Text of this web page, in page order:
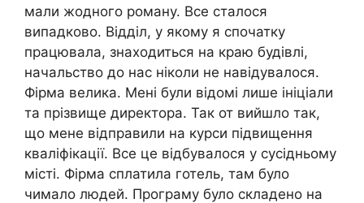
мали жодного роману. Все сталося
випадково. Відділ, у якому я спочатку
працювала, знаходиться на краю будівлі,
начальство до нас ніколи не навідувалося.
Фірма велика. Мені були відомі лише ініціали
та прізвище директора. Так от вийшло так,
що мене відправили на курси підвищення
кваліфікації. Все це відбувалося у сусідньому
місті. Фірма сплатила готель, там було
чимало людей. Програму було складено на